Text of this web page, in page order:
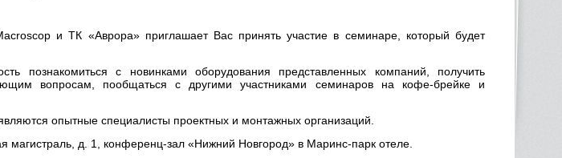
и ТК «Аврора» приглашает Вас принять участие в семинаре, который будет
познакомиться с новинками оборудования представленных компаний, получить
вопросам, пообщаться с другими участниками семинаров на кофе-брейке и
опытные специалисты проектных и монтажных организаций.
магистраль, д. 1, конференц-зал «Нижний Новгород» в Маринс-парк отеле.